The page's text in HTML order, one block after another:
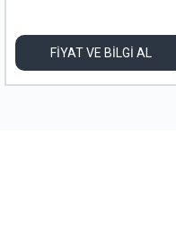
FİYAT VE BİLGİ AL